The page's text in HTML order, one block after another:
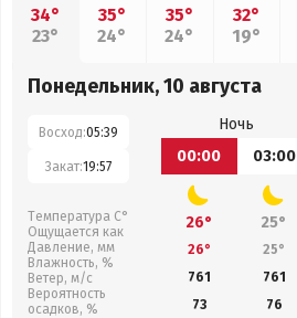
34°
23°
35°
24°
35°
24°
32°
19°
Понедельник, 10 августа
Восход:05:39
Закат:19:57
Температура С°
Ощущается как
Давление, мм
Влажность, %
Ветер, м/с
Вероятность
осадков, %
Ночь
00:00
03:00
26° 25°
26° 25°
761
761
73
76